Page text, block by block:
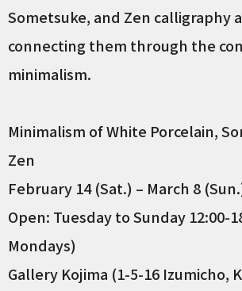
Sometsuke, and Zen calligraphy
connecting them through the
minimalism.
Minimalism of White Porcelain,
Zen
February 14 (Sat.) – March 8
Open: Tuesday to Sunday 12:00-
Mondays)
Gallery Kojima (1-5-16 Izumicho,